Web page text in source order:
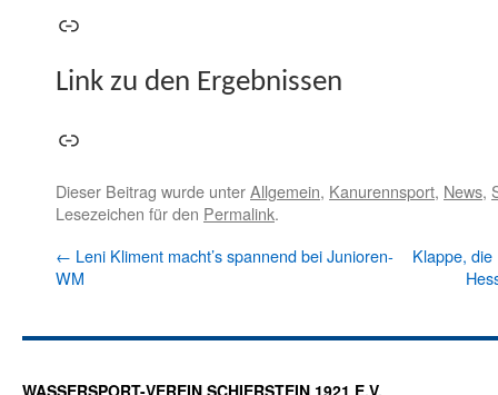
Link
Link zu den Ergebnissen
Link
Dieser Beitrag wurde unterAllgemein, Kanurennsport, News,
Lesezeichen für den Permalink.
← Leni Kliment macht’s spannend bei Junioren-
WM
Klappe,
WASSERSPORT-VEREIN SCHIERSTEIN 1921 E.V.